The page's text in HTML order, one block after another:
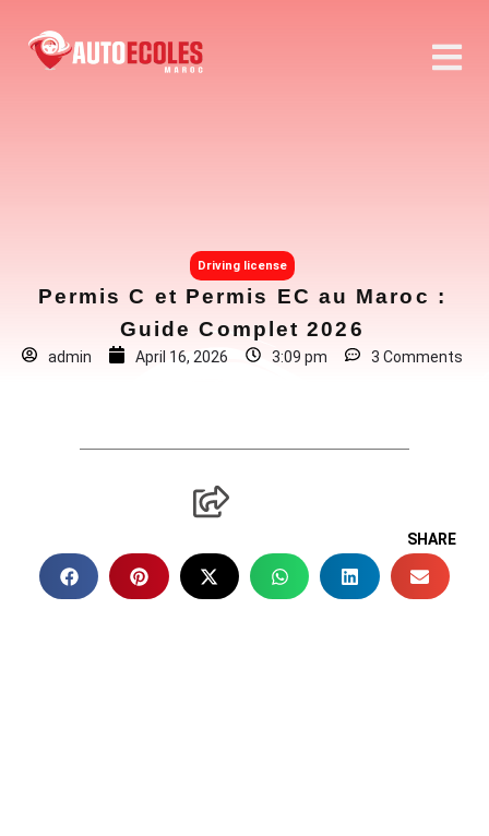
Driving license
Permis C et Permis EC au Maroc :
Guide Complet 2026
admin April 16, 2026 3:09 pm 3 Comments
SHARE